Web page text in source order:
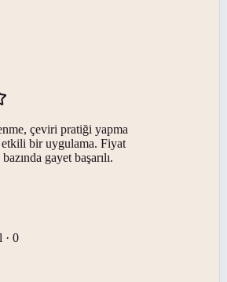
çeviri pratiği yapma
bir uygulama. Fiyat
gayet başarılı.
· 0